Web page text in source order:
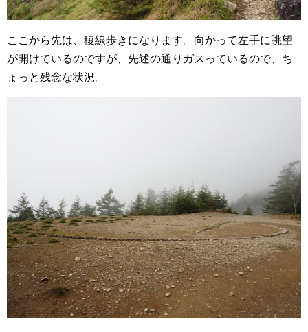
ここから先は、稜線歩きになります。向かって左手に眺望
が開けているのですが、先述の通りガスっているので、ち
ょっと残念な状況。